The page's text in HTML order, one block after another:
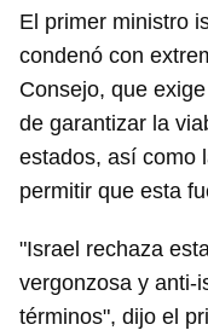
El primer ministro
condenó con
Consejo, que
de garantizar la
estados, así como
permitir que esta
"Israel rechaza
vergonzosa y anti-
términos", dijo el